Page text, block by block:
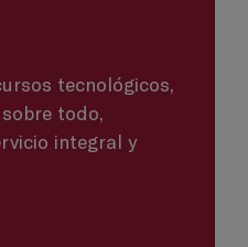
tecnológicos,
todo,
integral y